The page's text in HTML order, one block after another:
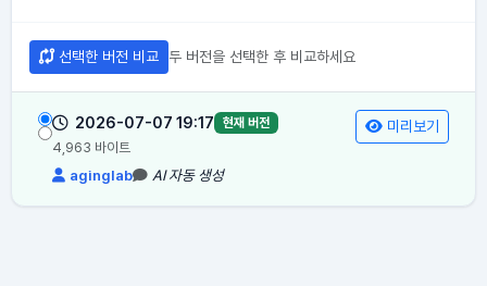
선택한 버전 비교 두 버전을 선택한 후 비교하세요
2026-07-07 19:17 현재 버전
4,963 바이트
aginglab AI 자동 생성
미리보기